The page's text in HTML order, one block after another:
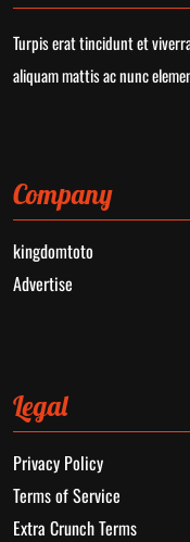
Turpis erat tincidunt et
aliquam mattis ac nunc
Company
kingdomtoto
Advertise
Legal
Privacy Policy
Terms of Service
Extra Crunch Terms